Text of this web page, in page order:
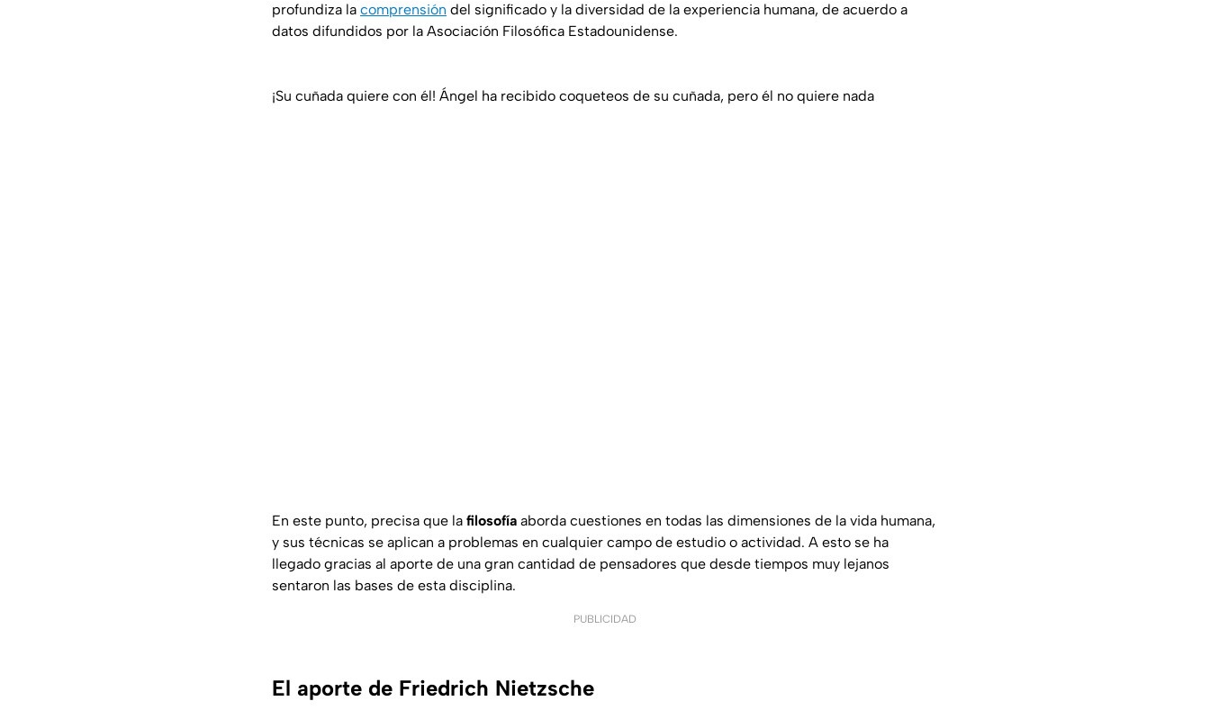
profundiza la comprensión del significado y la diversidad de la experiencia humana, de acuerdo a
datos difundidos por la Asociación Filosófica Estadounidense.
¡Su cuñada quiere con él! Ángel ha recibido coqueteos de su cuñada, pero él no quiere nada
En este punto, precisa que la filosofía aborda cuestiones en todas las dimensiones de la vida humana,
y sus técnicas se aplican a problemas en cualquier campo de estudio o actividad. A esto se ha
llegado gracias al aporte de una gran cantidad de pensadores que desde tiempos muy lejanos
sentaron las bases de esta disciplina.
PUBLICIDAD
El aporte de Friedrich Nietzsche